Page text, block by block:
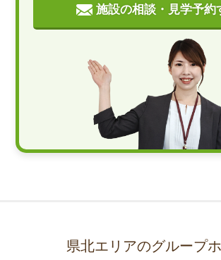
施設の相談・見学予約
県北エリアのグループ